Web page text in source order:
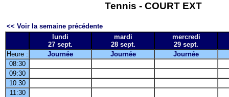
Tennis - COURT EXT
<< Voir la semaine précédente
lundi
27 sept.
mardi
28 sept.
mercredi
29 sept.
Heure :
Journée Journée
Journée
08:30
09:30
10:30
11:30